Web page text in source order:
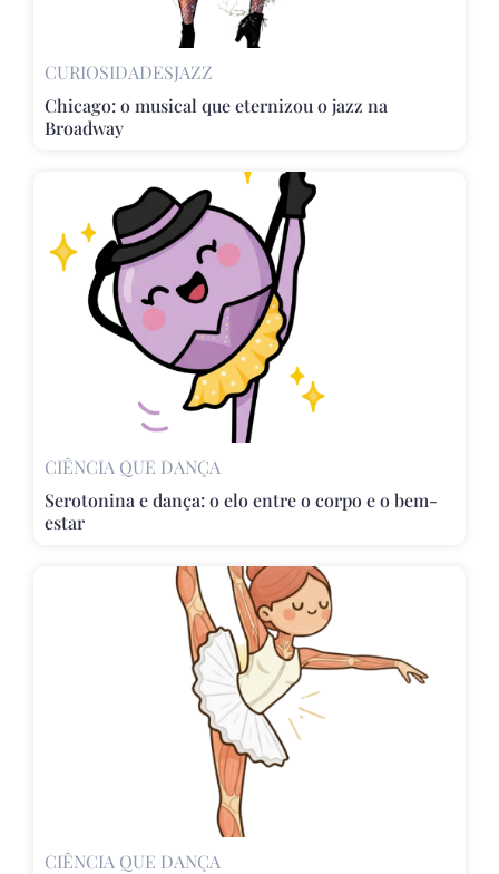
CURIOSIDADESJAZZ
Chicago: o musical que eternizou o jazz na
Broadway
CIÊNCIA QUE DANÇA
Serotonina e dança: o elo entre o corpo e o bem-
estar
CIÊNCIA QUE DANÇA